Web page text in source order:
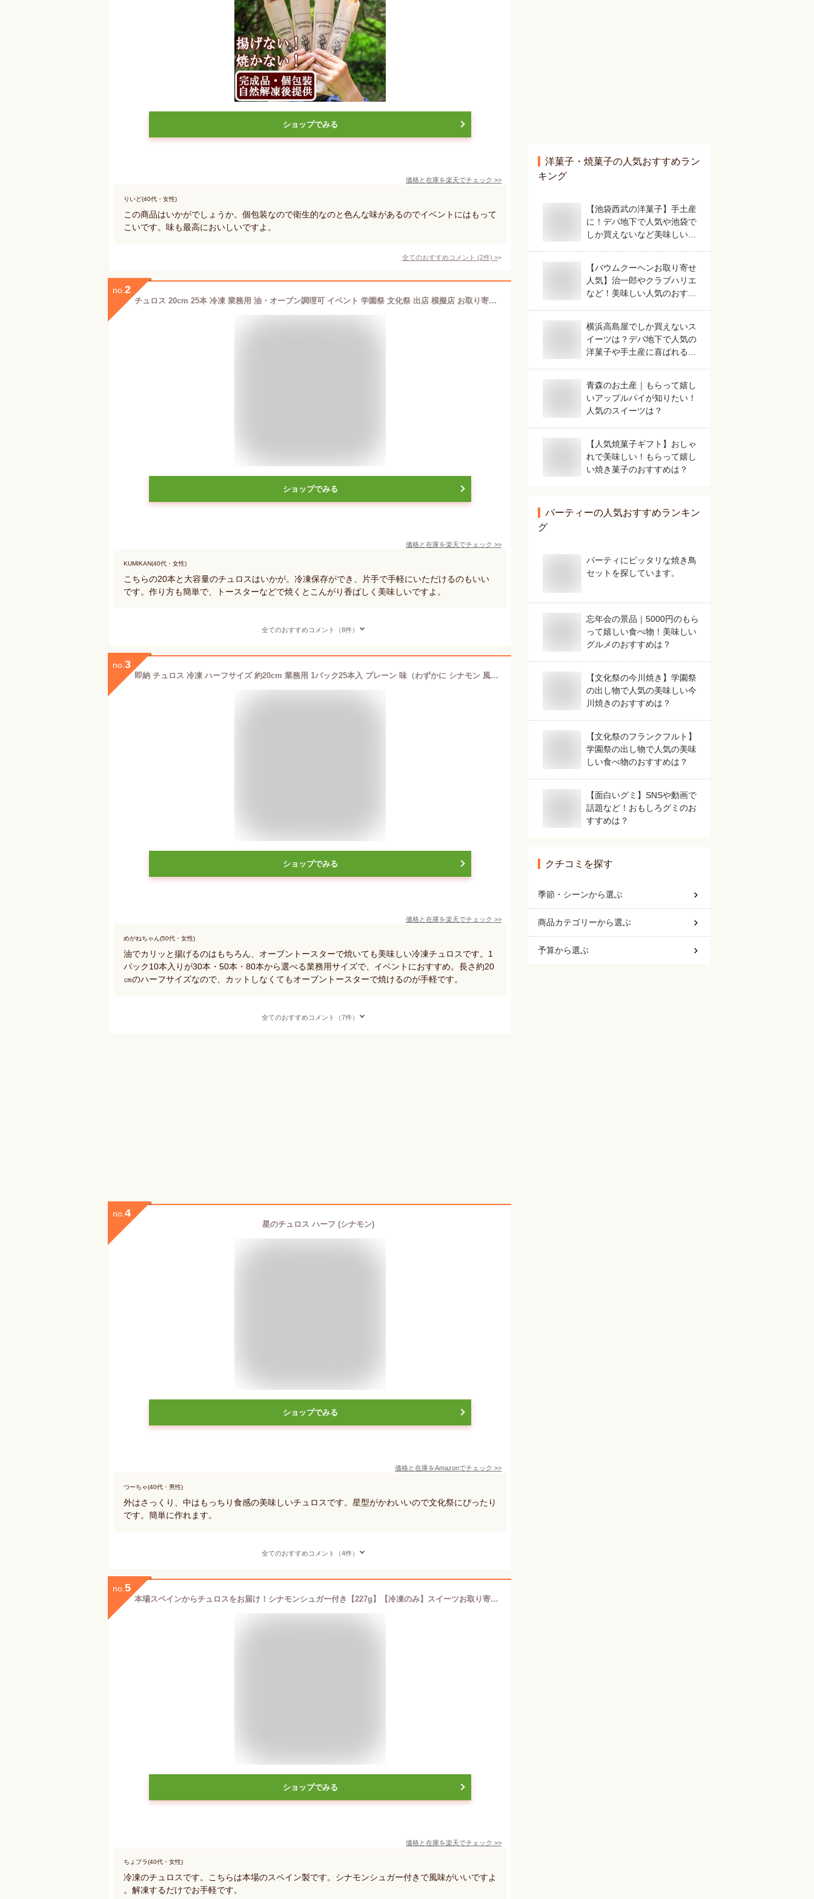
ショップでみる
価格と在庫を楽天でチェック >>
りいど(40代・女性)
この商品はいかがでしょうか。個包装なので衛生的なのと色んな味があるのでイベントにはもって
こいです。味も最高においしいですよ。
全てのおすすめコメント (2件) >
no. 2
チュロス 20cm 25本 冷凍 業務用 油・オーブン調理可 イベント 学園祭 文化祭 出店 模擬店 お取り寄せ お菓子 スイーツ 人気 時短 日清フーズ チュリトス チュロッキー チェロス プレーン 自宅 簡単 在宅 おうち縁日 冷凍保存 イベント用商品
ショップでみる
価格と在庫を楽天でチェック >>
KUMIKAN(40代・女性)
こちらの20本と大容量のチュロスはいかが。冷凍保存ができ、片手で手軽にいただけるのもいい
です。作り方も簡単で、トースターなどで焼くとこんがり香ばしく美味しいですよ。
全てのおすすめコメント（8件）
no. 3
即納 チュロス 冷凍 ハーフサイズ 約20cm 業務用 1パック25本入 プレーン 味（わずかに シナモン 風味） トースターでも焼けるお手軽チュロス ／ 文化祭 業務スーパー おやつ 子供 スイーツ 25 50 100 200本から選べる
ショップでみる
価格と在庫を楽天でチェック >>
めがねちゃん(50代・女性)
油でカリッと揚げるのはもちろん、オーブントースターで焼いても美味しい冷凍チュロスです。1
パック10本入りが30本・50本・80本から選べる業務用サイズで、イベントにおすすめ。長さ約20
㎝のハーフサイズなので、カットしなくてもオーブントースターで焼けるのが手軽です。
全てのおすすめコメント（7件）
no. 4
星のチュロス ハーフ (シナモン)
ショップでみる
価格と在庫をAmazonでチェック >>
つーちゃ(40代・男性)
外はさっくり、中はもっちり食感の美味しいチュロスです。星型がかわいいので文化祭にぴったり
です。簡単に作れます。
全てのおすすめコメント（4件）
no. 5
本場スペインからチュロスをお届け！シナモンシュガー付き【227g】【冷凍のみ】スイーツお取り寄せスウィーツ冷凍チュロス お祭り ホットスナック 学園祭 文化祭 出店 スナック
ショップでみる
価格と在庫を楽天でチェック >>
ちょプラ(40代・女性)
冷凍のチュロスです。こちらは本場のスペイン製です。シナモンシュガー付きで風味がいいですよ
。解凍するだけでお手軽です。
洋菓子・焼菓子の人気おすすめラン
キング
【池袋西武の洋菓子】手土産
に！デパ地下で人気や池袋で
しか買えないなど美味しいお
【バウムクーヘンお取り寄せ
人気】治一郎やクラブハリエ
など！美味しい人気のおすす
横浜高島屋でしか買えないス
イーツは？デパ地下で人気の
洋菓子や手土産に喜ばれるも
青森のお土産｜もらって嬉し
いアップルパイが知りたい！
人気のスイーツは？
【人気焼菓子ギフト】おしゃ
れで美味しい！もらって嬉し
い焼き菓子のおすすめは？
パーティーの人気おすすめランキン
グ
パーティにピッタリな焼き鳥
セットを探しています。
忘年会の景品｜5000円のもら
って嬉しい食べ物！美味しい
グルメのおすすめは？
【文化祭の今川焼き】学園祭
の出し物で人気の美味しい今
川焼きのおすすめは？
【文化祭のフランクフルト】
学園祭の出し物で人気の美味
しい食べ物のおすすめは？
【面白いグミ】SNSや動画で
話題など！おもしろグミのお
すすめは？
クチコミを探す
季節・シーンから選ぶ
商品カテゴリーから選ぶ
予算から選ぶ